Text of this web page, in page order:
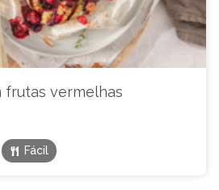
frutas vermelhas
Fácil